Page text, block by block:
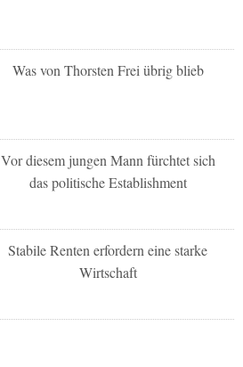
Was von Thorsten Frei übrig blieb
Vor diesem jungen Mann fürchtet sich
das politische Establishment
Stabile Renten erfordern eine starke
Wirtschaft